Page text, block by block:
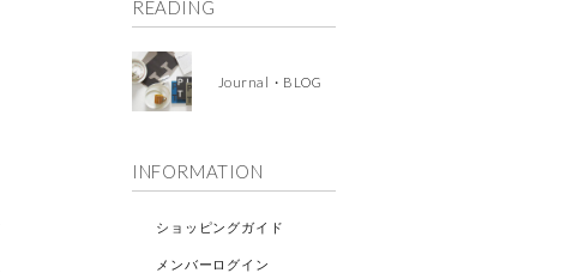
READING
Journal・BLOG
INFORMATION
ショッピングガイド
メンバーログイン